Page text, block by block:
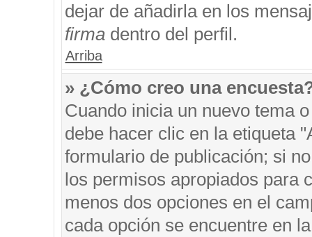
dejar de añadirla en los
firmadentro del perfil.
Arriba
» ¿Cómo creo una
Cuando inicia un nuevo tema
debe hacer clic en la etiqueta
formulario de publicación; si
los permisos apropiados para
menos dos opciones en el
cada opción se encuentre en